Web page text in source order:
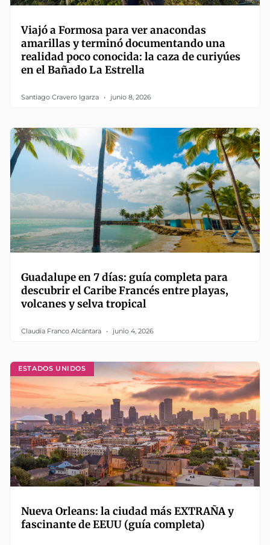
Viajó a Formosa para ver anacondas
amarillas y terminó documentando una
realidad poco conocida: la caza de curiyúes
en el Bañado La Estrella
Santiago Cravero Igarza junio 8, 2026
Guadalupe en 7 días: guía completa para
descubrir el Caribe Francés entre playas,
volcanes y selva tropical
Claudia Franco Alcántara junio 4, 2026
ESTADOS UNIDOS
Nueva Orleans: la ciudad más EXTRAÑA y
fascinante de EEUU (guía completa)